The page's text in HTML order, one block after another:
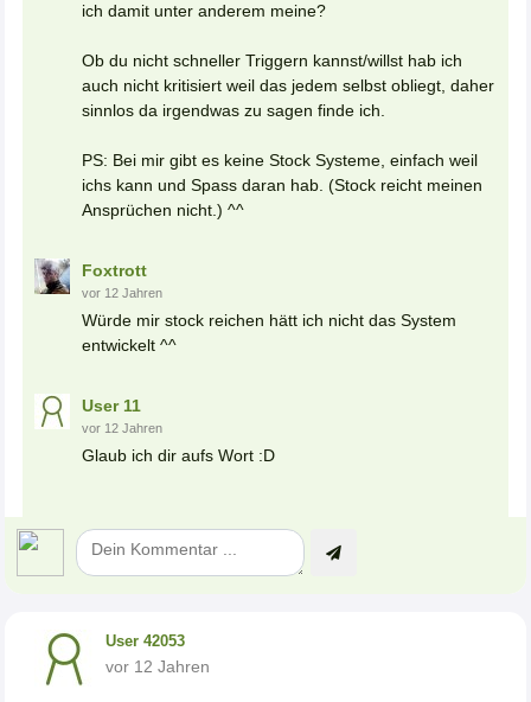
ich damit unter anderem meine?
Ob du nicht schneller Triggern kannst/willst hab ich
auch nicht kritisiert weil das jedem selbst obliegt, daher
sinnlos da irgendwas zu sagen finde ich.
PS: Bei mir gibt es keine Stock Systeme, einfach weil
ichs kann und Spass daran hab. (Stock reicht meinen
Ansprüchen nicht.) ^^
Foxtrott
vor 12 Jahren
Würde mir stock reichen hätt ich nicht das System
entwickelt ^^
User 11
vor 12 Jahren
Glaub ich dir aufs Wort :D
User 42053
vor 12 Jahren